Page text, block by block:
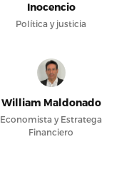
Inocencio
Política y justicia
William Maldonado
Economista y Estratega
Financiero